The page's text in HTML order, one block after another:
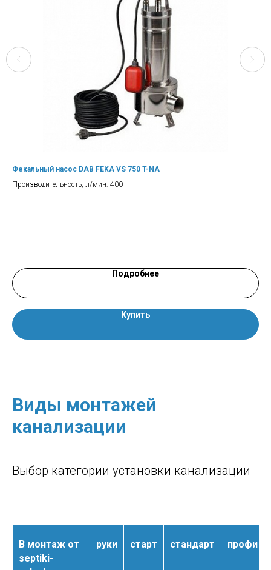
Фекальный насос DAB FEKA VS 750 T-NA
Производительность, л/мин: 400
Подробнее
Купить
Виды монтажей
канализации
Выбор категории установки канализации
В монтаж от
septiki-
руки старт стандарт профи